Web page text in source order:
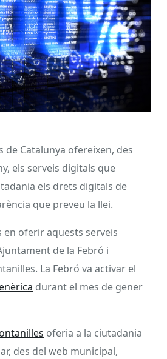
de Catalunya ofereixen, des
els serveis digitals que
els drets digitals de
que preveu la llei.
en oferir aquests serveis
de la Febró i
La Febró va activar el
durant el mes de gener
oferia a la ciutadania
des del web municipal,